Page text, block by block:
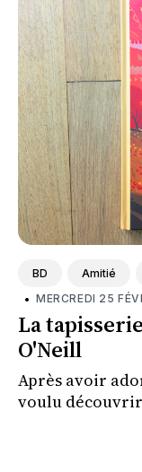
BD Amitié
• MERCREDI 25
La
O'Neill
Après avoir
voulu